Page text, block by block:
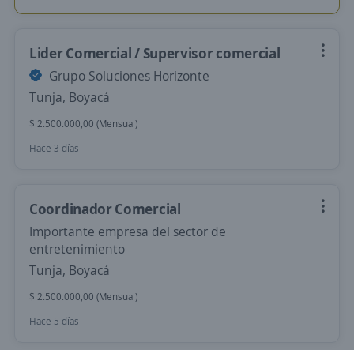
Lider Comercial / Supervisor comercial
Grupo Soluciones Horizonte
Tunja, Boyacá
$ 2.500.000,00 (Mensual)
Hace 3 días
Coordinador Comercial
Importante empresa del sector de
entretenimiento
Tunja, Boyacá
$ 2.500.000,00 (Mensual)
Hace 5 días